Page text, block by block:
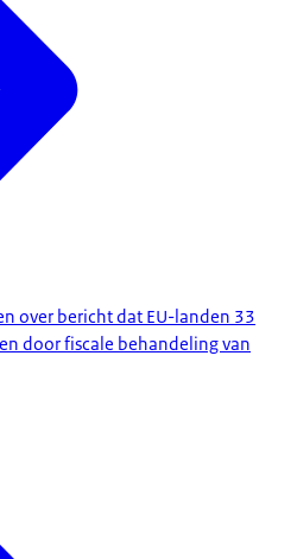
over bericht dat EU-landen 33
door fiscale behandeling van